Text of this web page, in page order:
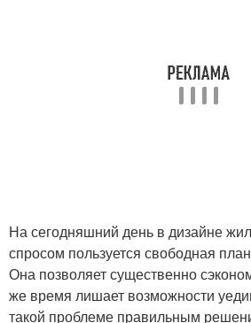
На сегодняшний день в дизайне
спросом пользуется свободная
Она позволяет существенно
же время лишает возможности
такой проблеме правильным